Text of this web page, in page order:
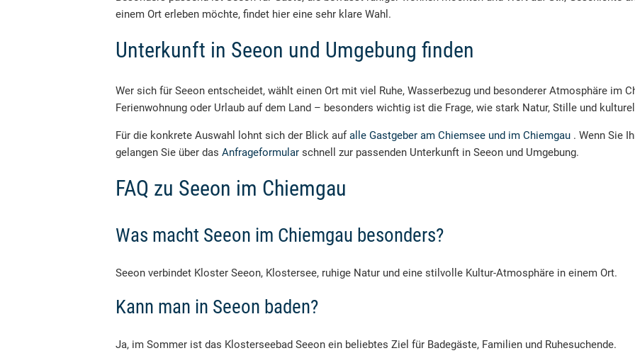
einem Ort erleben möchte, findet hier eine sehr klare Wahl.
Unterkunft in Seeon und Umgebung finden
Wer sich für Seeon entscheidet, wählt einen Ort mit viel Ruhe, Wasserbezug und besonderer Atmosphäre im
Ferienwohnung oder Urlaub auf dem Land – besonders wichtig ist die Frage, wie stark Natur, Stille und
Für die konkrete Auswahl lohnt sich der Blick aufalle Gastgeber am Chiemsee und im Chiemgau . Wenn Sie
gelangen Sie über dasAnfrageformularschnell zur passenden Unterkunft in Seeon und Umgebung.
FAQ zu Seeon im Chiemgau
Was macht Seeon im Chiemgau besonders?
Seeon verbindet Kloster Seeon, Klostersee, ruhige Natur und eine stilvolle Kultur-Atmosphäre in einem Ort.
Kann man in Seeon baden?
Ja, im Sommer ist das Klosterseebad Seeon ein beliebtes Ziel für Badegäste, Familien und Ruhesuchende.